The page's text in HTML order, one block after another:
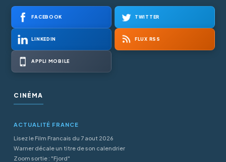
FACEBOOK TWITTER
LINKEDIN FLUX RSS
APPLI MOBILE
CINÉMA
ACTUALITÉ FRANCE
Lisez le Film Francais du 7 aout 2026
Warner décale un titre de son calendrier
Zoom sortie : "Fjord"